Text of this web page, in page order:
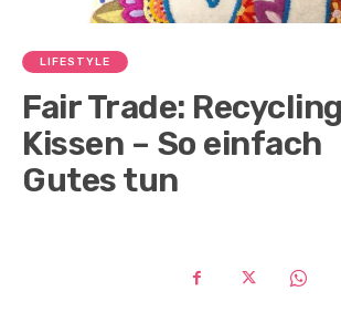
LIFESTYLE
Fair Trade:
Kissen – So einfach
Gutes tun